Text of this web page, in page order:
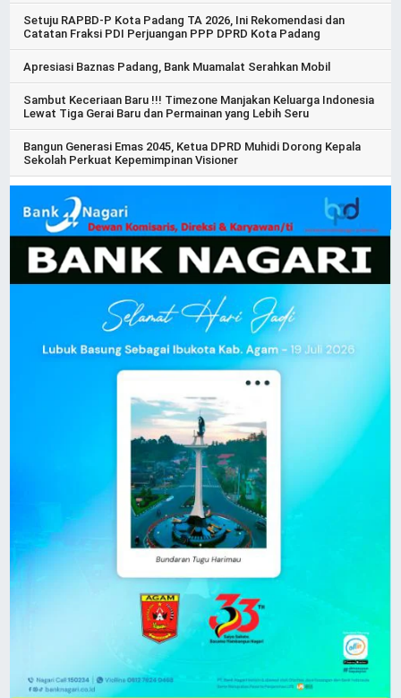
Setuju RAPBD-P Kota Padang TA 2026, Ini Rekomendasi dan
Catatan Fraksi PDI Perjuangan PPP DPRD Kota Padang
Apresiasi Baznas Padang, Bank Muamalat Serahkan Mobil
Sambut Keceriaan Baru !!! Timezone Manjakan Keluarga Indonesia
Lewat Tiga Gerai Baru dan Permainan yang Lebih Seru
Bangun Generasi Emas 2045, Ketua DPRD Muhidi Dorong Kepala
Sekolah Perkuat Kepemimpinan Visioner